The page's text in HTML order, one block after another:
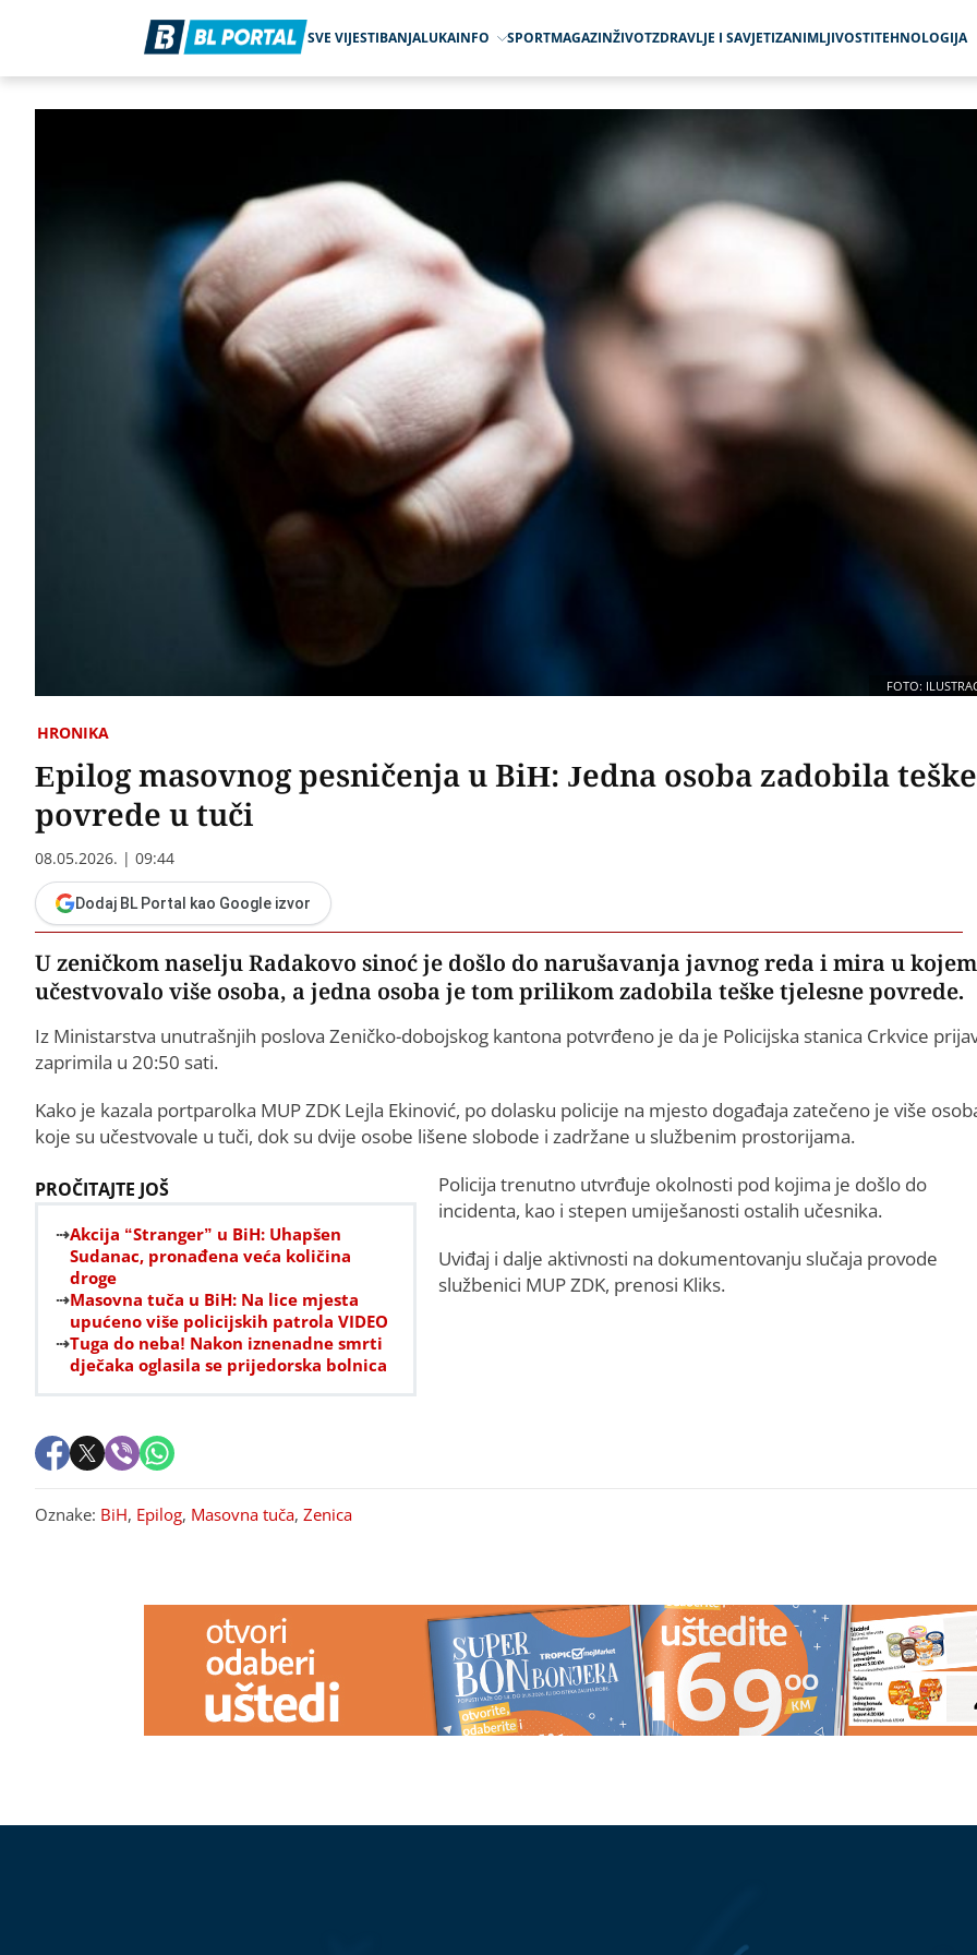
SVE VIJESTIBANJALUKAINFO SPORTMAGAZINŽIVOTZDRAVLJE I SAVJETIZANIMLJIVOSTITEHNOLOGIJA
FOTO:
HRONIKA
Epilog masovnog pesničenja u BiH: Jedna osoba zadobila teške
povrede u tuči
08.05.2026. | 09:44
Dodaj BL Portal kao Google izvor
U zeničkom naselju Radakovo sinoć je došlo do narušavanja javnog reda i mira u
učestvovalo više osoba, a jedna osoba je tom prilikom zadobila teške tjelesne povrede.
Iz Ministarstva unutrašnjih poslova Zeničko-dobojskog kantona potvrđeno je da je Policijska stanica Crkvice
zaprimila u 20:50 sati.
Kako je kazala portparolka MUP ZDK Lejla Ekinović, po dolasku policije na mjesto događaja zatečeno je više
koje su učestvovale u tuči, dok su dvije osobe lišene slobode i zadržane u službenim prostorijama.
PROČITAJTE JOŠ
Akcija “Stranger” u BiH: Uhapšen
Sudanac, pronađena veća količina
droge
Masovna tuča u BiH: Na lice mjesta
upućeno više policijskih patrola VIDEO
Tuga do neba! Nakon iznenadne smrti
dječaka oglasila se prijedorska bolnica
Policija trenutno utvrđuje okolnosti pod kojima je došlo do
incidenta, kao i stepen umiješanosti ostalih učesnika.
Uviđaj i dalje aktivnosti na dokumentovanju slučaja provode
službenici MUP ZDK, prenosi Kliks.
Oznake: BiH, Epilog, Masovna tuča, Zenica